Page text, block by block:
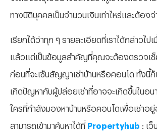
ทางนิติบุคคลเป็นจำนวนเงินเท่าไหร่และต้องจ่
เรียกได้ว่าทุก ๆ รายละเอียดที่เราได้กล่าวไป
แล้วแต่เป็นข้อมูลสำคัญที่คุณจะต้องตรวจเช็ค
ก่อนที่จะเซ็นสัญญาเช่าบ้านหรือคอนโด ทั้งนี้
เกิดปัญหากับผู้ปล่อยเช่าที่อาจจะเกิดขึ้นในอน
ใครที่กำลังมองหาบ้านหรือคอนโดเพื่อเช่าอ
สามารถเข้ามาค้นหาได้ที่ Propertyhub : เ